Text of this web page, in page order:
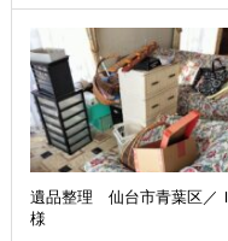
遺品整理 仙台市青葉区／Ｉ
様